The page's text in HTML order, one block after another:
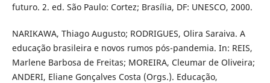
futuro. 2. ed. São Paulo: Cortez; Brasília, DF: UNESCO, 2000.
NARIKAWA, Thiago Augusto; RODRIGUES, Olira Saraiva. A
educação brasileira e novos rumos pós-pandemia. In: REIS,
Marlene Barbosa de Freitas; MOREIRA, Cleumar de Oliveira;
ANDERI, Eliane Gonçalves Costa (Orgs.). Educação,